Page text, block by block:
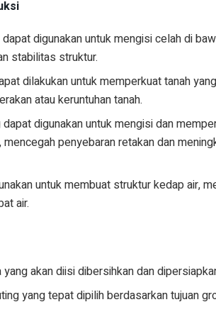
dapat digunakan untuk mengisi celah di
stabilitas struktur.
dilakukan untuk memperkuat tanah
atau keruntuhan tanah.
dapat digunakan untuk mengisi dan
penyebaran retakan dan
untuk membuat struktur kedap air,
air.
akan diisi dibersihkan dan
yang tepat dipilih berdasarkan tujuan